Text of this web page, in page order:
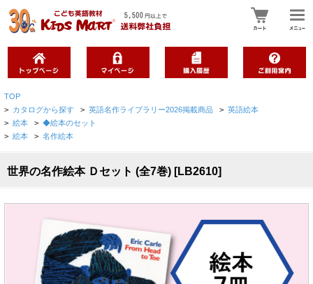
TOP
> カタログから探す > 英語名作ライブラリー2026掲載商品 > 英語絵本
> 絵本 > ◆絵本のセット
> 絵本 > 名作絵本
世界の名作絵本 Ｄセット (全7巻) [LB2610]